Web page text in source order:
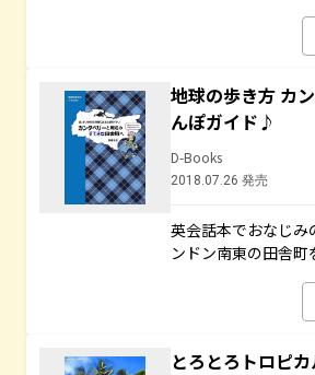
地球の歩き方 カ
んぽガイド♪
D-Books
2018.07.26 発売
英会話本でおなじみ
ンドン南東の田舎町
とろとろトロピ